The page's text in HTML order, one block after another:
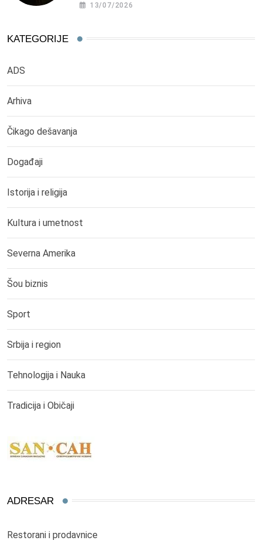
13/07/2026
KATEGORIJE
ADS
Arhiva
Čikago dešavanja
Događaji
Istorija i religija
Kultura i umetnost
Severna Amerika
Šou biznis
Sport
Srbija i region
Tehnologija i Nauka
Tradicija i Običaji
ADRESAR
Restorani i prodavnice